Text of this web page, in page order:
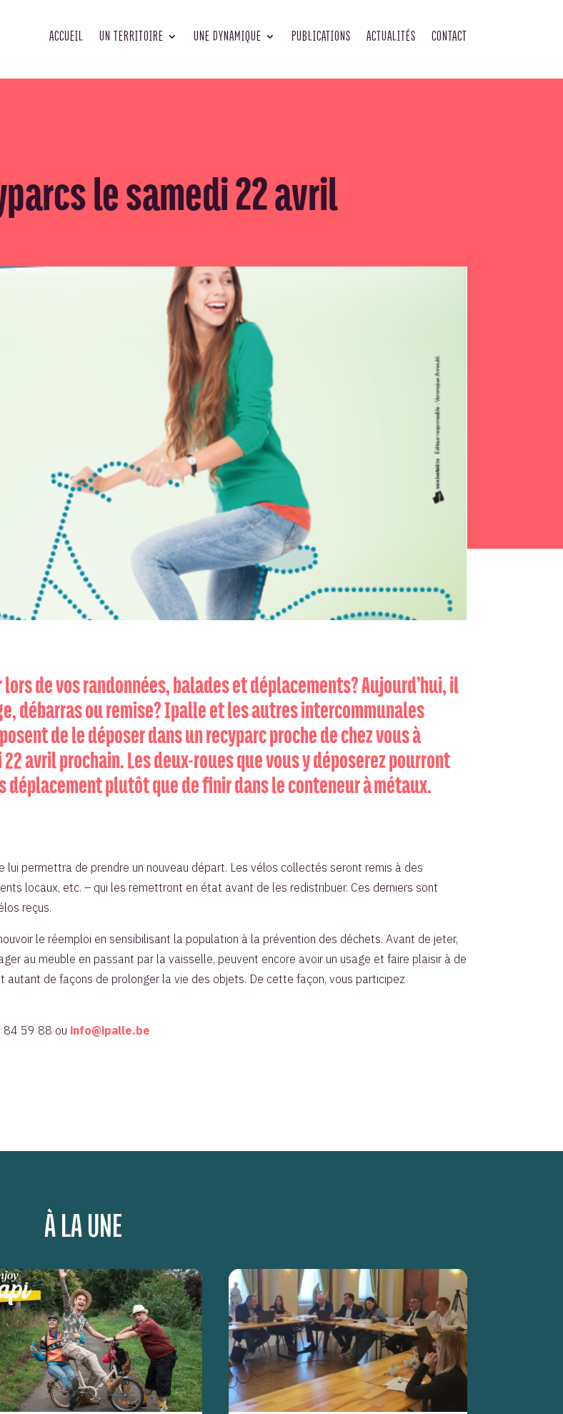
ACCUEIL UN TERRITOIRE UNE DYNAMIQUE PUBLICATIONS ACTUALITÉS CONTACT
le samedi 22 avril
de vos randonnées, balades et déplacements? Aujourd’hui, il
débarras ou remise? Ipalle et les autres intercommunales
de le déposer dans un recyparc proche de chez vous à
avril prochain. Les deux-roues que vous y déposerez pourront
déplacement plutôt que de finir dans le conteneur à métaux.
permettra de prendre un nouveau départ. Les vélos collectés seront remis à des
locaux, etc. – qui les remettront en état avant de les redistribuer. Ces derniers sont
reçus.
le réemploi en sensibilisant la population à la prévention des déchets. Avant de jeter,
au meuble en passant par la vaisselle, peuvent encore avoir un usage et faire plaisir à de
autant de façons de prolonger la vie des objets. De cette façon, vous participez
84 59 88 ou info@ipalle.be
À LA UNE